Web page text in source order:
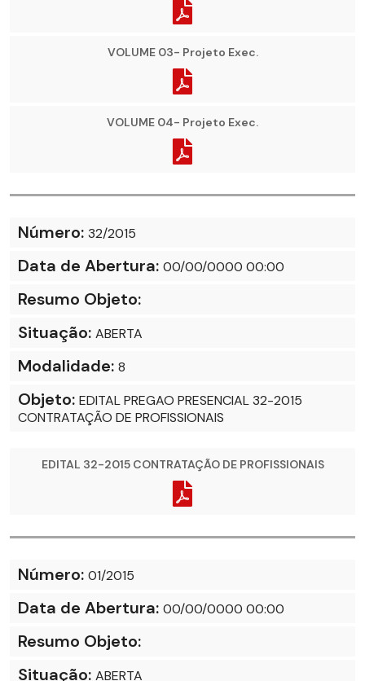
VOLUME 03- Projeto Exec.
VOLUME 04- Projeto Exec.
Número: 32/2015
Data de Abertura: 00/00/0000 00:00
Resumo Objeto:
Situação: ABERTA
Modalidade: 8
Objeto: EDITAL PREGAO PRESENCIAL 32-2015
CONTRATAÇÃO DE PROFISSIONAIS
EDITAL 32-2015 CONTRATAÇÃO DE PROFISSIONAIS
Número: 01/2015
Data de Abertura: 00/00/0000 00:00
Resumo Objeto:
Situação: ABERTA